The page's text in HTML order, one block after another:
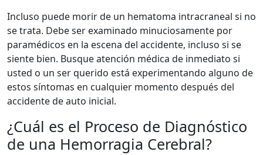
Incluso puede morir de un hematoma intracraneal si no
se trata. Debe ser examinado minuciosamente por
paramédicos en la escena del accidente, incluso si se
siente bien. Busque atención médica de inmediato si
usted o un ser querido está experimentando alguno de
estos síntomas en cualquier momento después del
accidente de auto inicial.
¿Cuál es el Proceso de Diagnóstico
de una Hemorragia Cerebral?